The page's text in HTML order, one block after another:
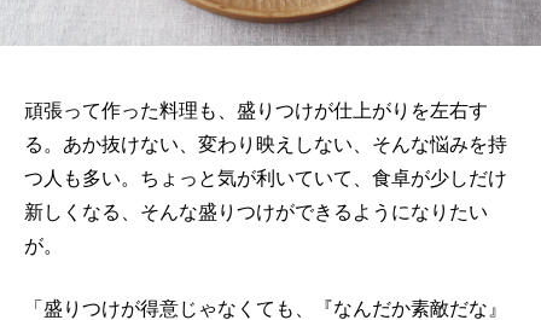
頑張って作った料理も、盛りつけが仕上がりを左右す
る。あか抜けない、変わり映えしない、そんな悩みを持
つ人も多い。ちょっと気が利いていて、食卓が少しだけ
新しくなる、そんな盛りつけができるようになりたい
が。
「盛りつけが得意じゃなくても、『なんだか素敵だな』